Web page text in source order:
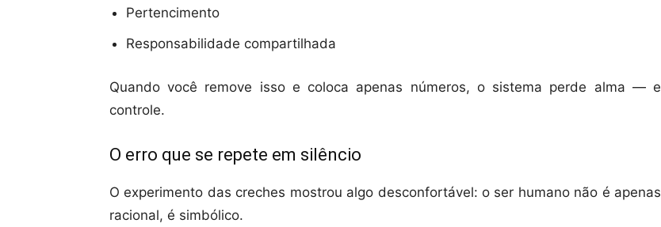
Pertencimento
Responsabilidade compartilhada
Quando você remove isso e coloca apenas números, o sistema perde alma — e
controle.
O erro que se repete em silêncio
O experimento das creches mostrou algo desconfortável: o ser humano não é apenas
racional, é simbólico.